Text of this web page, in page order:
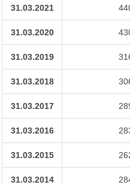
31.03.2021
31.03.2020
31.03.2019
31.03.2018
31.03.2017
31.03.2016
31.03.2015
31.03.2014